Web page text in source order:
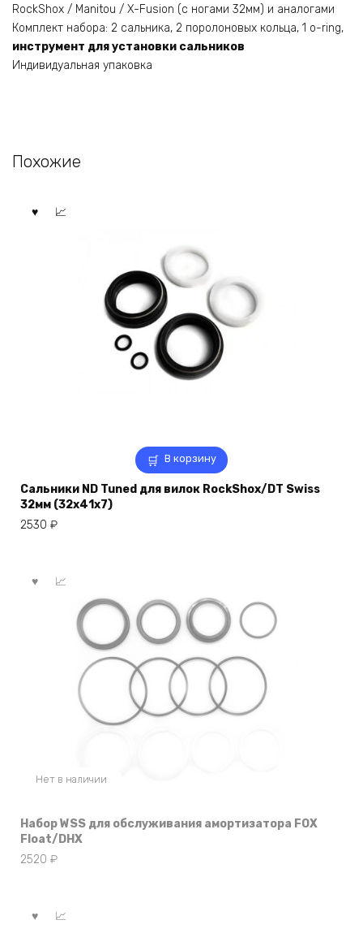
RockShox / Manitou / X-Fusion (с ногами 32мм) и аналогами
Комплект набора: 2 сальника, 2 поролоновых кольца, 1 o-ring,
инструмент для установки сальников
Индивидуальная упаковка
Похожие
В корзину
Сальники ND Tuned для вилок RockShox/DT Swiss
32мм (32x41x7)
2530 ₽
Нет в наличии
Набор WSS для обслуживания амортизатора FOX
Float/DHX
2520 ₽